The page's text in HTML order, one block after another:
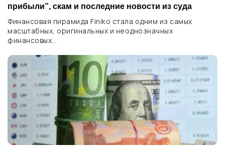
прибыли”, скам и последние новости из суда
Финансовая пирамида Finiko стала одним из самых
масштабных, оригинальных и неоднозначных
финансовых...